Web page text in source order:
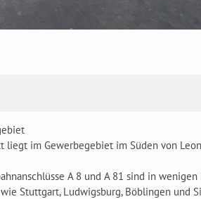
liegt im Gewerbegebiet im Süden von
A 8 und A 81 sind in
Stuttgart, Ludwigsburg, Böblingen und